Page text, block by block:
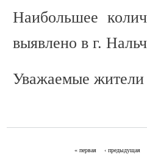
Наибольшее
выявлено в г.
Уважаемые жители
« первая ‹ предыдущая